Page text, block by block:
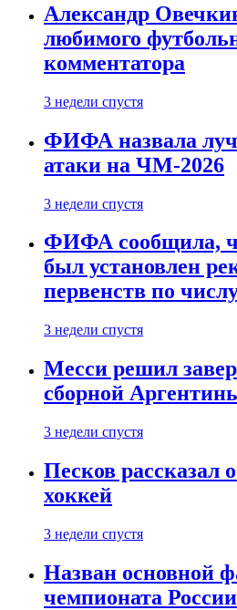
Александр
любимого
комментатора
3 недели спустя
ФИФА назвала
атаки на ЧМ-2026
3 недели спустя
ФИФА сообщила,
был установлен
первенств по
3 недели спустя
Месси решил
сборной
3 недели спустя
Песков рассказал
хоккей
3 недели спустя
Назван основной
чемпионата